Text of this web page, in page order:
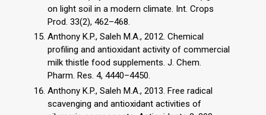
on light soil in a modern climate. Int. Crops
Prod. 33(2), 462–468.
Anthony K.P., Saleh M.A., 2012. Chemical
profiling and antioxidant activity of commercial
milk thistle food supplements. J. Chem.
Pharm. Res. 4, 4440–4450.
Anthony K.P., Saleh M.A., 2013. Free radical
scavenging and antioxidant activities of